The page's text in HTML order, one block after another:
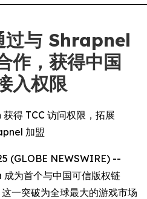
与 Shrapnel
作，获得中国
入权限
得 TCC 访问权限，拓展
加盟
(GLOBE NEWSWIRE) --
为首个与中国可信版权链
一突破为全球最大的游戏市场